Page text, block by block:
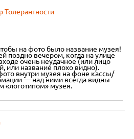
Толерантности
на фото было название музея!
поздно вечером, когда на улице
очень неудачное (или лицо
или название плохо видно).
внутри музея на фоне кассы/
— над ними всегда видны
«логотипом» музея.